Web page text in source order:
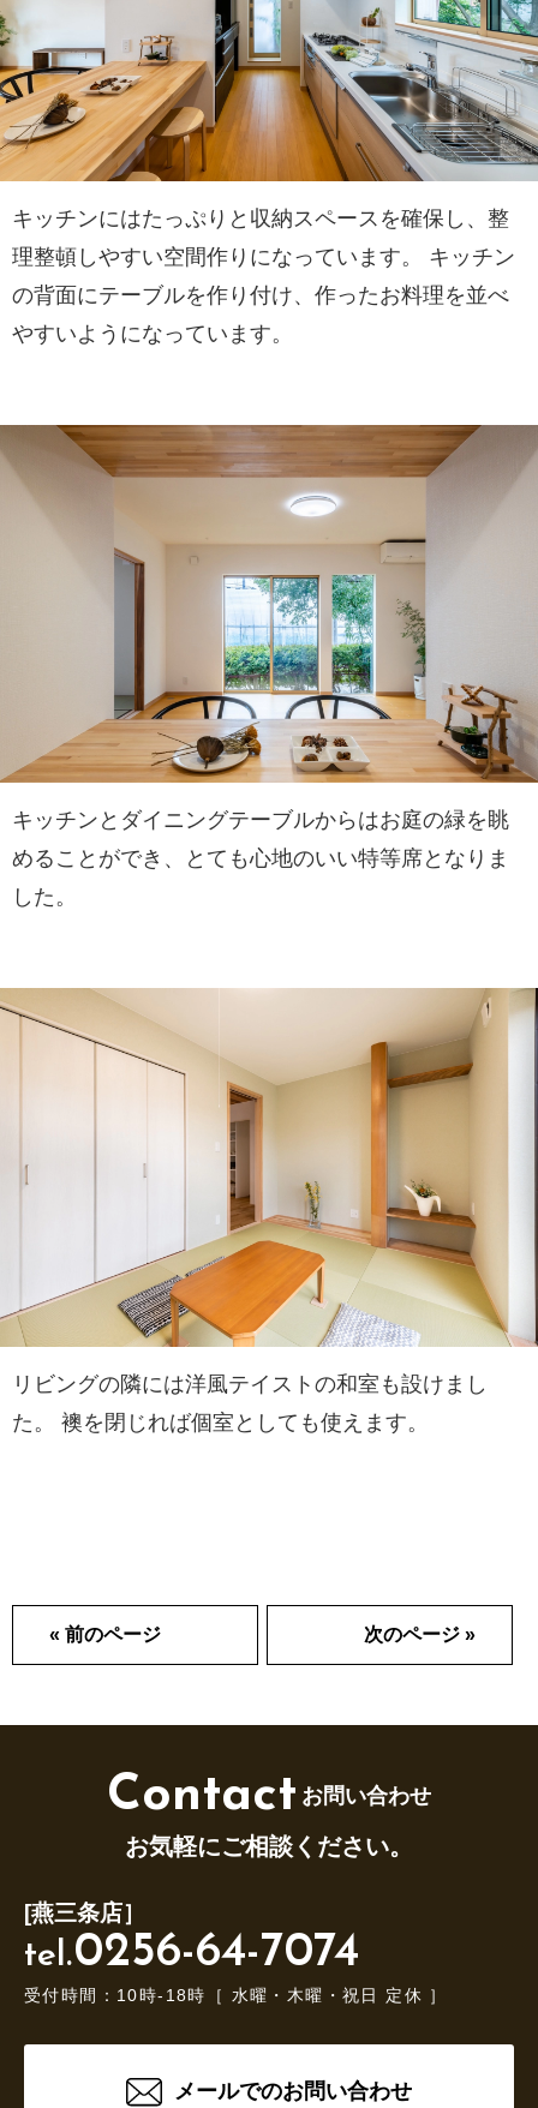
キッチンにはたっぷりと収納スペースを確保し、整
理整頓しやすい空間作りになっています。 キッチン
の背面にテーブルを作り付け、作ったお料理を並べ
やすいようになっています。
キッチンとダイニングテーブルからはお庭の緑を眺
めることができ、とても心地のいい特等席となりま
した。
リビングの隣には洋風テイストの和室も設けまし
た。 襖を閉じれば個室としても使えます。
« 前のページ 次のページ »
Contact お問い合わせ
お気軽にご相談ください。
[燕三条店］
tel.0256-64-7074
受付時間：10時-18時［ 水曜・木曜・祝日 定休 ］
メールでのお問い合わせ